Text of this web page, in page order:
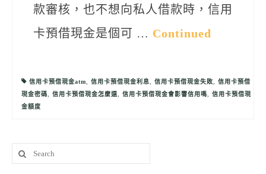
款審核，也不想向私人借款時，信用
卡預借現金是個可 … Continued
信用卡預借現金atm, 信用卡預借現金利息, 信用卡預借現金失敗, 信用卡預借
現金密碼, 信用卡預借現金怎麼還, 信用卡預借現金會影響信用嗎, 信用卡預借現
金額度
Search
for: